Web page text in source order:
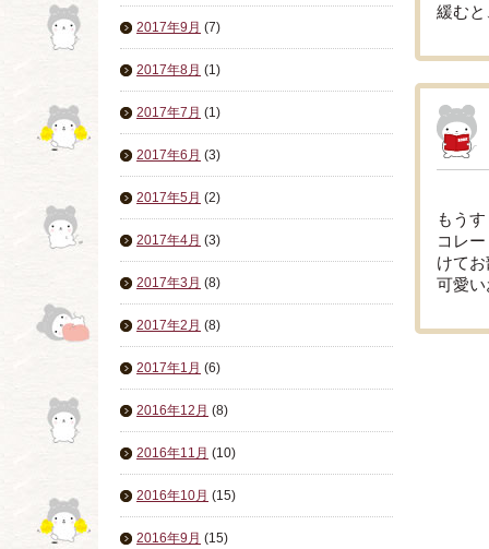
2017年9月 (7)
2017年8月 (1)
2017年7月 (1)
2017年6月 (3)
2017年5月 (2)
2017年4月 (3)
2017年3月 (8)
2017年2月 (8)
2017年1月 (6)
2016年12月 (8)
2016年11月 (10)
2016年10月 (15)
2016年9月 (15)
緩む
もう
コレ
けて
可愛